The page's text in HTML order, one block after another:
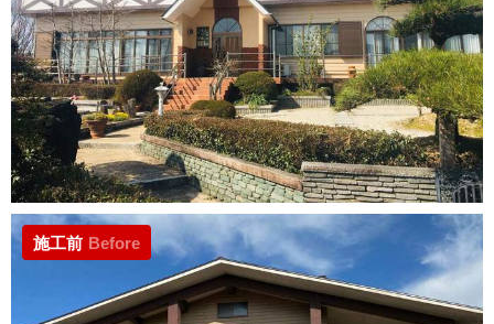
施工前 Before